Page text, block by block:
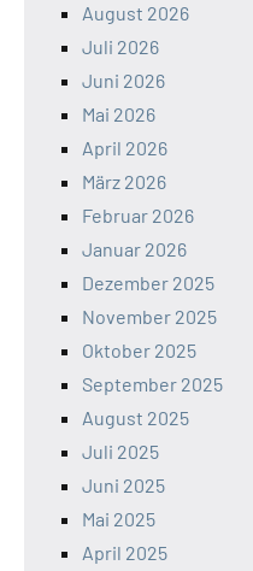
August 2026
Juli 2026
Juni 2026
Mai 2026
April 2026
März 2026
Februar 2026
Januar 2026
Dezember 2025
November 2025
Oktober 2025
September 2025
August 2025
Juli 2025
Juni 2025
Mai 2025
April 2025